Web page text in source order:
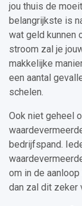
jou thuis de
belangrijkste is
wat geld kunnen
stroom zal je
makkelijke
een aantal
schelen.
Ook niet geheel
bedrijfspand.
om in de
dan zal dit zeker